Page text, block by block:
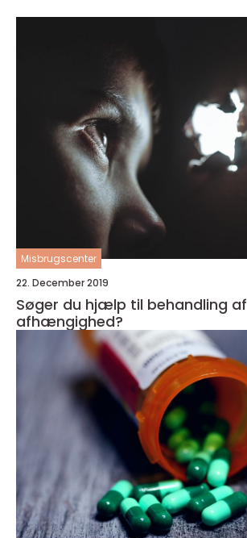
Misbrugscenter
22. December 2019
Søger du hjælp til behandling af
afhængighed?